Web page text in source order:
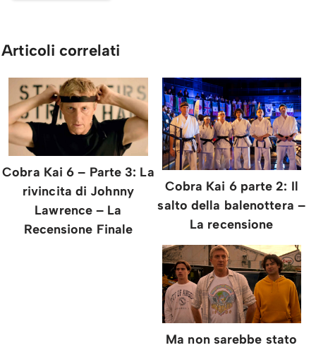
Articoli correlati
Cobra Kai 6 – Parte 3: La
rivincita di Johnny
Lawrence – La
Recensione Finale
Cobra Kai 6 parte 2: Il
salto della balenottera –
La recensione
Ma non sarebbe stato